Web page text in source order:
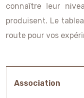
connaître leur
produisent. Le
route pour vos
Association